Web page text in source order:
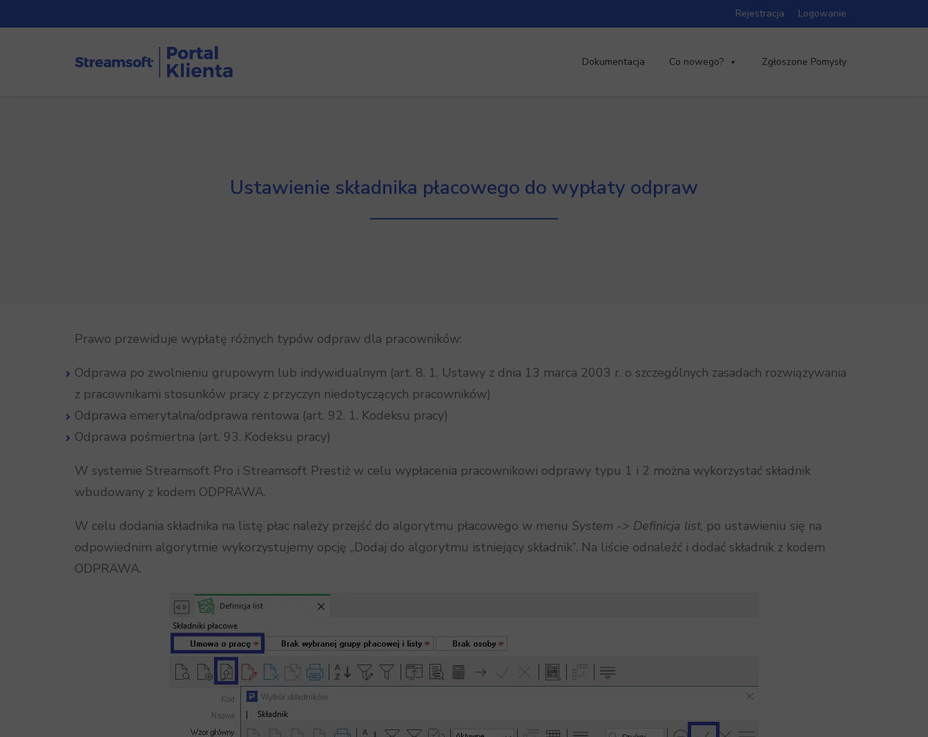
Rejestracja Logowanie
Dokumentacja Co nowego? Zgłoszone Pomysły
Ustawienie składnika płacowego do wypłaty odpraw
Prawo przewiduje wypłatę różnych typów odpraw dla pracowników:
Odprawa po zwolnieniu grupowym lub indywidualnym (art. 8. 1. Ustawy z dnia 13 marca 2003 r. o szczególnych zasadach rozwiązywania
z pracownikami stosunków pracy z przyczyn niedotyczących pracowników)
Odprawa emerytalna/odprawa rentowa (art. 92. 1. Kodeksu pracy)
Odprawa pośmiertna (art. 93. Kodeksu pracy)
W systemie Streamsoft Pro i Streamsoft Prestiż w celu wypłacenia pracownikowi odprawy typu 1 i 2 można wykorzystać składnik
wbudowany z kodem ODPRAWA.
W celu dodania składnika na listę płac należy przejść do algorytmu płacowego w menu System -> Definicja list, po ustawieniu się na
odpowiednim algorytmie wykorzystujemy opcję „Dodaj do algorytmu istniejący składnik”. Na liście odnaleźć i dodać składnik z kodem
ODPRAWA.